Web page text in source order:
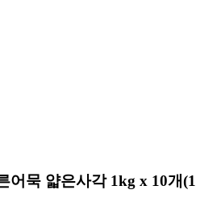
어묵 얇은사각 1kg x 10개(1